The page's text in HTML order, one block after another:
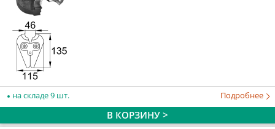
на складе 9 шт. Подробнее
В КОРЗИНУ >